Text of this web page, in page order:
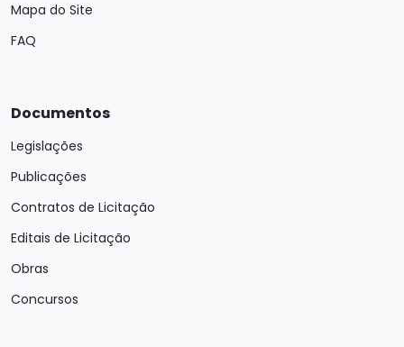
Mapa do Site
FAQ
Documentos
Legislações
Publicações
Contratos de Licitação
Editais de Licitação
Obras
Concursos